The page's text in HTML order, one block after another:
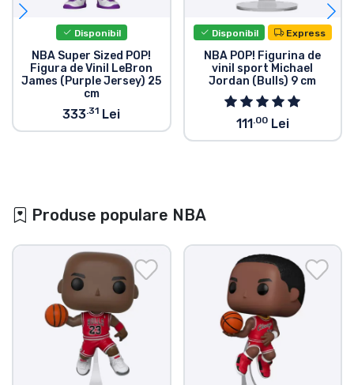
Disponibil
NBA Super Sized POP!
Figura de Vinil LeBron
James (Purple Jersey) 25
cm
333.31 Lei
Disponibil Express
NBA POP! Figurina de
vinil sport Michael
Jordan (Bulls) 9 cm
111.00Lei
Produse populare NBA